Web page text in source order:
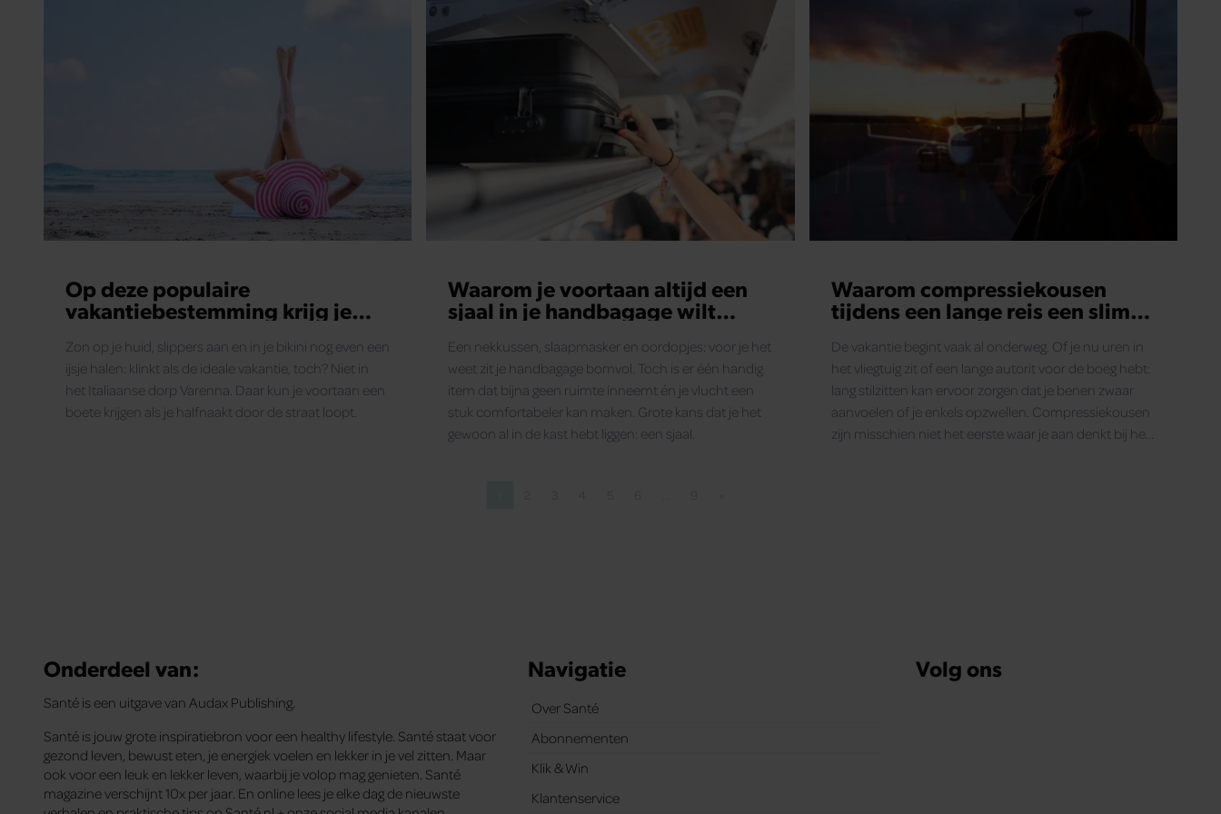
Op deze populaire
vakantiebestemming krijg je
rondloopt
Zon op je huid, slippers aan en in je bikini nog even een
ijsje halen: klinkt als de ideale vakantie, toch? Niet in
het Italiaanse dorp Varenna. Daar kun je voortaan een
boete krijgen als je halfnaakt door de straat loopt.
Waarom je voortaan altijd een
sjaal in je handbagage wilt
Een nekkussen, slaapmasker en oordopjes: voor je het
weet zit je handbagage bomvol. Toch is er één handig
item dat bijna geen ruimte inneemt én je vlucht een
stuk comfortabeler kan maken. Grote kans dat je het
gewoon al in de kast hebt liggen: een sjaal.
Waarom compressiekousen
tijdens een lange reis een slim
De vakantie begint vaak al onderweg. Of je nu uren in
het vliegtuig zit of een lange autorit voor de boeg hebt:
lang stilzitten kan ervoor zorgen dat je benen zwaar
aanvoelen of je enkels opzwellen. Compressiekousen
zijn misschien niet het eerste waar je aan denkt bij het
Onderdeel van:
Santé is een uitgave van Audax Publishing.
Santé is jouw grote inspiratiebron voor een healthy lifestyle. Santé staat voor
gezond leven, bewust eten, je energiek voelen en lekker in je vel zitten. Maar
ook voor een leuk en lekker leven, waarbij je volop mag genieten. Santé
magazine verschijnt 10x per jaar. En online lees je elke dag de nieuwste
Navigatie
Over Santé
Abonnementen
Klik & Win
Klantenservice
Volg ons